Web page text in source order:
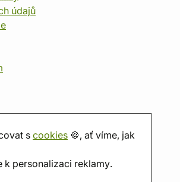
scookies 🍪, ať víme, jak
k personalizaci reklamy.
údajů